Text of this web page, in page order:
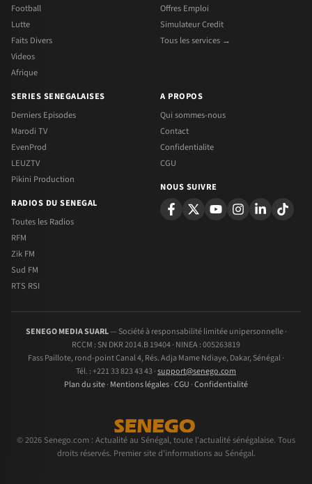
Football
Lutte
Faits Divers
Videos
Afrique
Offres Emploi
Simulateur Credit
Tous les services →
SERIES SENEGALAISES
Derniers Episodes
Marodi TV
EvenProd
LEUZTV
Pikini Production
RADIOS DU SENEGAL
Toutes les Radios
RFM
Zik FM
Sud FM
RTS RSI
A PROPOS
Qui sommes-nous
Contact
Confidentialite
CGU
NOUS SUIVRE
SENEGO MEDIA SUARL— Société à responsabilité limitée unipersonnelle ·
RCCM : SN DKR 2014.B 19404 · NINEA : 005263819
Fass Paillote, rond-point Canal 4, Rés. Adja Mame Ndiaye, Dakar, Sénégal ·
Tél. : +221 33 823 43 43 ·support@senego.com
Plan du site· Mentions légales·CGU ·Confidentialité
© 2026 Senego.com : Actualité au Sénégal, toute l'actualité sénégalaise. Tous
droits réservés. Premier site d'informations au Sénégal.